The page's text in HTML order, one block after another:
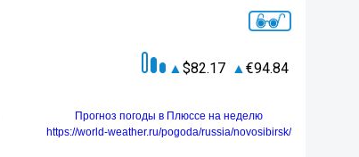
82.17 94.84
Прогноз погоды в Плюссе на неделю
https://world-weather.ru/pogoda/russia/novosibirsk/